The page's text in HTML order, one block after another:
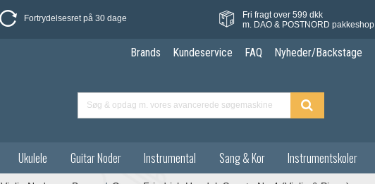
Fortrydelsesret på 30 dage
Fri fragt over 599 dkk
m. DAO & POSTNORD pakkeshop
Brands Kundeservice FAQ Nyheder/Backstage
Ukulele Guitar Noder Instrumental Sang & Kor Instrumentskoler